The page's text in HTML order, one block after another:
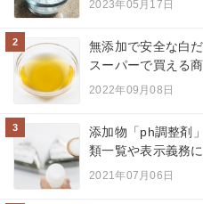
2023年05月17日
2
無添加で安全な白
スーパーで買える
2022年09月08日
3
添加物「ph調整剤
類一覧や表示義務
2021年07月06日